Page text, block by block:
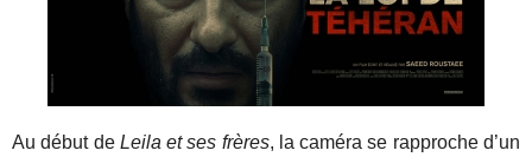
Au début de Leila et ses frères, la caméra se rapproche d’un